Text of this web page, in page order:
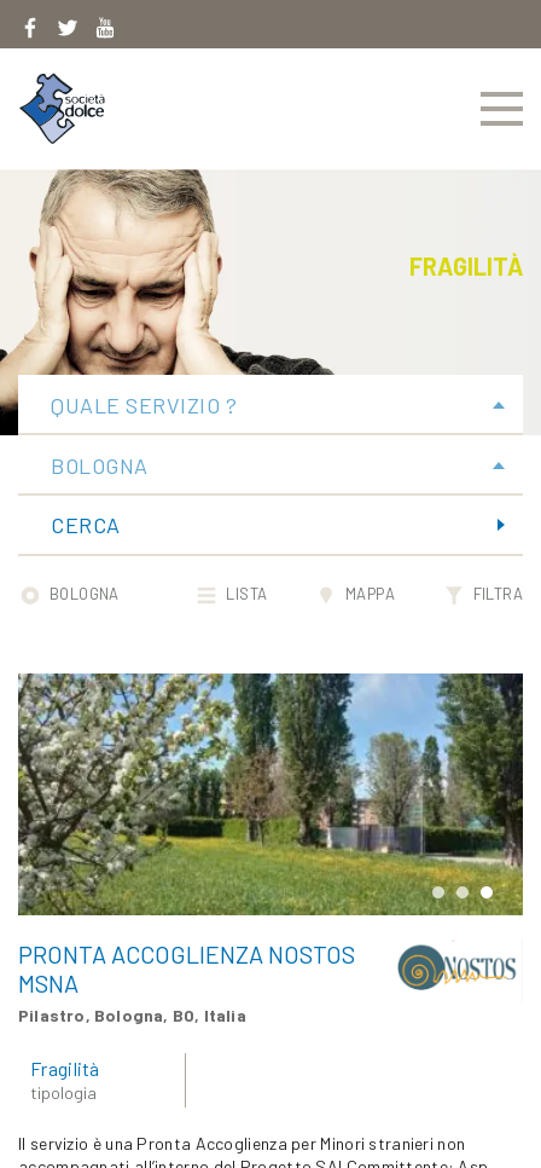
FRAGILITÀ
QUALE SERVIZIO ?
BOLOGNA
CERCA
BOLOGNA LISTA MAPPA FILTRA
PRONTA ACCOGLIENZA NOSTOS
MSNA
Pilastro, Bologna, BO, Italia
Fragilità
tipologia
Il servizio è una Pronta Accoglienza per Minori stranieri non